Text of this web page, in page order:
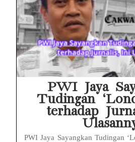
PWI Jaya
Tudingan
terhadap
PWI Jaya Sayangkan Tudingan